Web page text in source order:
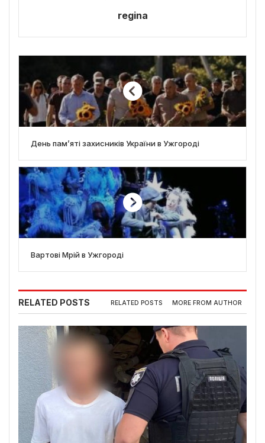
regina
День пам’яті захисників України в Ужгороді
Вартові Мрій в Ужгороді
RELATED POSTS RELATED POSTS MORE FROM AUTHOR